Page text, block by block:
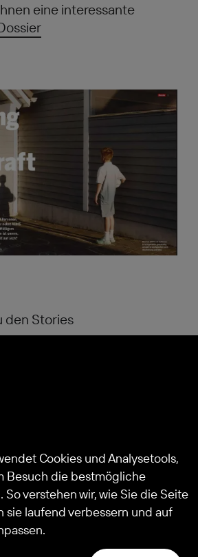
eine interessante
den Stories
Kind und Autismus
Cookies und Analysetools,
Besuch die bestmögliche
verstehen wir, wie Sie die Seite
sie laufend verbessern und auf